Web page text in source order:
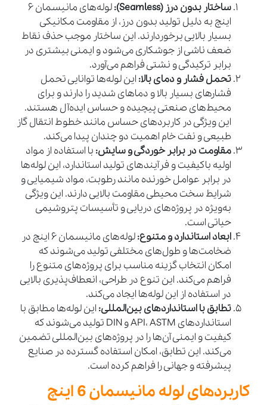
ساختار بدون درز (Seamless):
لوله‌های مانیسمان 6
اینچ به دلیل تولید بدون درز، از مقاومت مکانیکی
بسیار بالایی برخوردارند. این ساختار موجب حذف نقاط
ضعف ناشی از جوشکاری می‌شود و ایمنی بیشتری در
برابر ترکیدگی و نشتی فراهم می‌آورد.
تحمل فشار و دمای بالا: این لوله‌ها توانایی تحمل
فشارهای بسیار بالا و دماهای شدید را دارند و برای
محیط‌های صنعتی پیچیده و حساس ایده‌آل هستند.
این ویژگی در کاربردهای حساس مانند خطوط انتقال گاز
طبیعی و نفت خام اهمیت دو چندان پیدا می‌کند.
مقاومت در برابر خوردگی و سایش: با استفاده از مواد
اولیه باکیفیت و فرآیندهای تولید استاندارد، این لوله‌ها
در برابر عوامل خورنده مانند رطوبت، مواد شیمیایی و
شرایط سخت محیطی مقاومت بالایی دارند. این ویژگی
به‌ویژه در پروژه‌های دریایی و تأسیسات پتروشیمی
حیاتی است.
ابعاد استاندارد و متنوع:
لوله‌های مانیسمان 6 اینچ در
ضخامت‌ها و طول‌های مختلفی تولید می‌شوند که
امکان انتخاب گزینه مناسب برای پروژه‌های متنوع را
فراهم می‌کند. این تنوع در طراحی، انعطاف‌پذیری بالایی
در استفاده از این لوله‌ها ایجاد می‌کند.
تطابق با استانداردهای بین‌المللی: این لوله‌ها مطابق با
استانداردهای API، ASTM و DIN تولید می‌شوند که
کیفیت و ایمنی آن‌ها را در پروژه‌های بین‌المللی تضمین
می‌کند. این تطابق، امکان استفاده گسترده در صنایع
پیشرفته و جهانی را فراهم کرده است.
کاربردهای لوله مانیسمان 6 اینچ